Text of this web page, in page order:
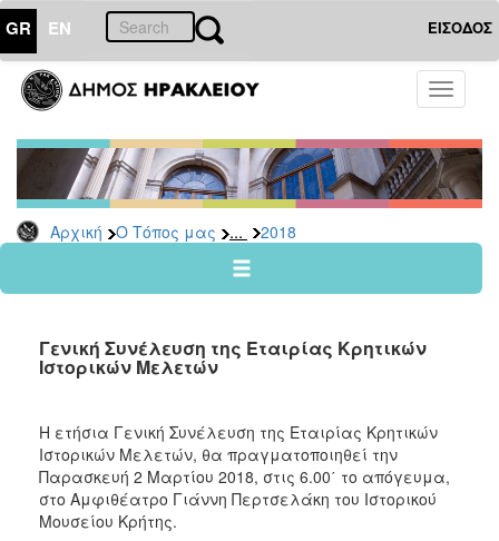
GR EN ΕΙΣΟΔΟΣ
Toggle
Αρχική Ο Τόπος μας ... 2018
ΤΟΠΟΣ
ΜΑΣ
Ανακοινώσεις
Αρχείο
2026
2024
2022
2020
2019
2018
2017
Γενική Συνέλευση της Εταιρίας Κρητικών
Ιστορικών Μελετών
H ετήσια Γενική Συνέλευση της Εταιρίας Κρητικών
Ιστορικών Μελετών, θα πραγματοποιηθεί την
Παρασκευή 2 Μαρτίου 2018, στις 6.00΄ το απόγευμα,
στο Αμφιθέατρο Γιάννη Περτσελάκη του Ιστορικού
Μουσείου Κρήτης.